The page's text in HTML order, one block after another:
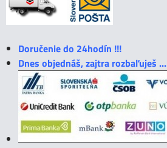
Doručenie do 24hodín !!!
Dnes objednáš, zajtra rozbaľuješ ...